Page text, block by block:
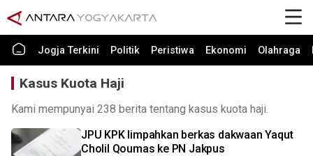
Jogja Terkini Politik Peristiwa Ekonomi Olahraga
Kasus Kuota Haji
Kami mempunyai 238 berita tentang kasus kuota haji.
JPU KPK limpahkan berkas dakwaan Yaqut
Cholil Qoumas ke PN Jakpus